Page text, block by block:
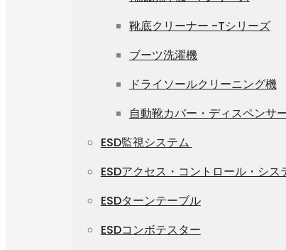
靴底クリーナー -Tシリーズ
ブーツ洗濯機
ドライソールクリーニング機
自動靴カバー・ディスペンサ
ESD監視システム
ESDアクセス・コントロール・シス
ESDターンテーブル
ESDコンボテスター